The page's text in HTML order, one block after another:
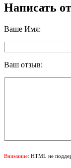
Написать
Ваше Имя:
Ваш отзыв:
Внимание: HTML не